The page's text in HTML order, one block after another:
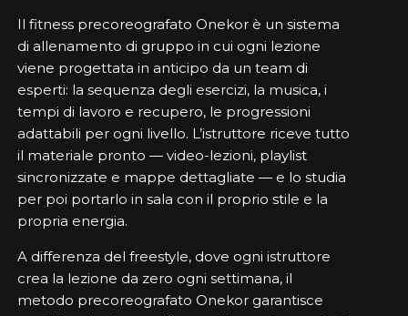
Il fitness precoreografato Onekor è un sistema
di allenamento di gruppo in cui ogni lezione
viene progettata in anticipo da un team di
esperti: la sequenza degli esercizi, la musica, i
tempi di lavoro e recupero, le progressioni
adattabili per ogni livello. L’istruttore riceve tutto
il materiale pronto — video-lezioni, playlist
sincronizzate e mappe dettagliate — e lo studia
per poi portarlo in sala con il proprio stile e la
propria energia.
A differenza del freestyle, dove ogni istruttore
crea la lezione da zero ogni settimana, il
metodo precoreografato Onekor garantisce